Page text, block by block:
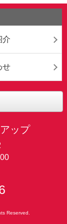
介
せ
ップ
Reserved.